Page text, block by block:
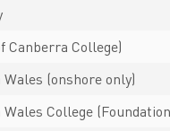
Canberra College)
(onshore only)
College